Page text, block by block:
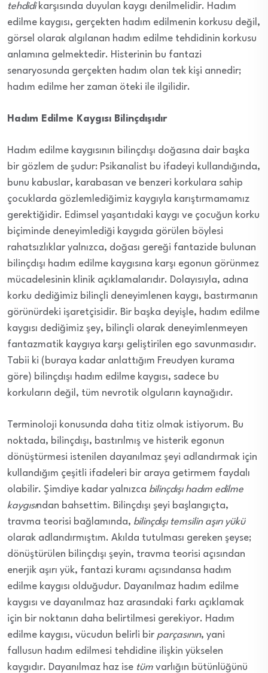
tehdidikarşısında duyulan kaygı denilmelidir. Hadım
edilme kaygısı, gerçekten hadım edilmenin korkusu değil,
görsel olarak algılanan hadım edilme tehdidinin korkusu
anlamına gelmektedir. Histerinin bu fantazi
senaryosunda gerçekten hadım olan tek kişi annedir;
hadım edilme her zaman öteki ile ilgilidir.
Hadım Edilme Kaygısı Bilinçdışıdır
Hadım edilme kaygısının bilinçdışı doğasına dair başka
bir gözlem de şudur: Psikanalist bu ifadeyi kullandığında,
bunu kabuslar, karabasan ve benzeri korkulara sahip
çocuklarda gözlemlediğimiz kaygıyla karıştırmamamız
gerektiğidir. Edimsel yaşantıdaki kaygı ve çocuğun korku
biçiminde deneyimlediği kaygıda görülen böylesi
rahatsızlıklar yalnızca, doğası gereği fantazide bulunan
bilinçdışı hadım edilme kaygısına karşı egonun görünmez
mücadelesinin klinik açıklamalarıdır. Dolayısıyla, adına
korku dediğimiz bilinçli deneyimlenen kaygı, bastırmanın
görünürdeki işaretçisidir. Bir başka deyişle, hadım edilme
kaygısı dediğimiz şey, bilinçli olarak deneyimlenmeyen
fantazmatik kaygıya karşı geliştirilen ego savunmasıdır.
Tabii ki (buraya kadar anlattığım Freudyen kurama
göre) bilinçdışı hadım edilme kaygısı, sadece bu
korkuların değil, tüm nevrotik olguların kaynağıdır.
Terminoloji konusunda daha titiz olmak istiyorum. Bu
noktada, bilinçdışı, bastırılmış ve histerik egonun
dönüştürmesi istenilen dayanılmaz şeyi adlandırmak için
kullandığım çeşitli ifadeleri bir araya getirmem faydalı
olabilir. Şimdiye kadar yalnızca bilinçdışı hadım edilme
kaygısından bahsettim. Bilinçdışı şeyi başlangıçta,
travma teorisi bağlamında, bilinçdışı temsilin aşırı yükü
olarak adlandırmıştım. Akılda tutulması gereken şeyse;
dönüştürülen bilinçdışı şeyin, travma teorisi açısından
enerjik aşırı yük, fantazi kuramı açısındansa hadım
edilme kaygısı olduğudur. Dayanılmaz hadım edilme
kaygısı ve dayanılmaz haz arasındaki farkı açıklamak
için bir noktanın daha belirtilmesi gerekiyor. Hadım
edilme kaygısı, vücudun belirli bir parçasının, yani
fallusun hadım edilmesi tehdidine ilişkin yükselen
kaygıdır. Dayanılmaz haz ise tüm varlığın bütünlüğünü